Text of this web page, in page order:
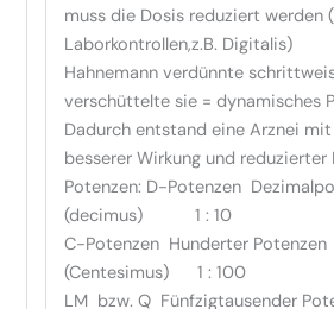
muss die Dosis reduziert werden (
Laborkontrollen,z.B. Digitalis)
Hahnemann verdünnte
verschüttelte sie = dynamisches
Dadurch entstand eine Arznei
besserer Wirkung und reduzierter
Potenzen: D-Potenzen
(decimus) 1 : 10
C-Potenzen Hunderter Potenzen
(Centesimus) 1 : 100
LM bzw. Q Fünfzigtausender